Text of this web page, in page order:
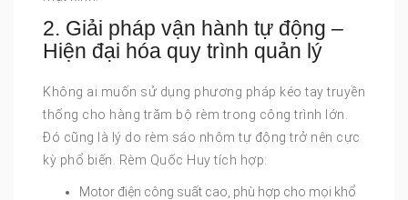
2. Giải pháp vận hành tự động –
Hiện đại hóa quy trình quản lý
Không ai muốn sử dụng phương pháp kéo tay truyền
thống cho hàng trăm bộ rèm trong công trình lớn.
Đó cũng là lý do rèm sáo nhôm tự động trở nên cực
kỳ phổ biến. Rèm Quốc Huy tích hợp:
Motor điện công suất cao, phù hợp cho mọi khổ